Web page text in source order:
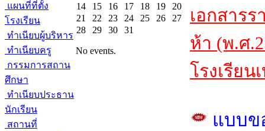
แผนที่ที่ตั้ง
โรงเรียน
ทำเนียบผู้บริหาร
ทำเนียบครู
กรรมการสถาน
ศึกษา
ทำเนียบประธาน
นักเรียน
สถานที่
14
15 16 17 18 19
20
21
22 23 24 25 26
27
28
29 30 31
No events.
เอกสาร
ห้า (พ.ศ
โรงเรีย
แบบข